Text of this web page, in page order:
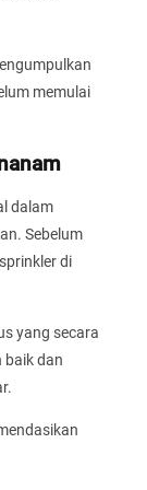
memulai
dalam
Sebelum
di
yang secara
baik dan